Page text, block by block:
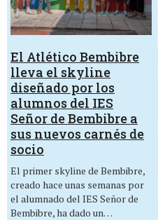
El Atlético Bembibre
lleva el skyline
diseñado por los
alumnos del IES
Señor de Bembibre a
sus nuevos carnés de
socio
El primer skyline de Bembibre,
creado hace unas semanas por
el alumnado del IES Señor de
Bembibre, ha dado un…